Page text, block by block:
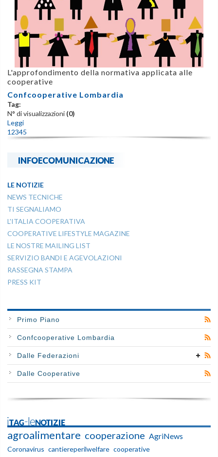
L'approfondimento della normativa applicata alle
cooperative
Confcooperative Lombardia
Tag:
N° di visualizzazioni (0)
Leggi
1 2345
INFOECOMUNICAZIONE
LE NOTIZIE
NEWS TECNICHE
TI SEGNALIAMO
L'ITALIA COOPERATIVA
COOPERATIVE LIFESTYLE MAGAZINE
LE NOSTRE MAILING LIST
SERVIZIO BANDI E AGEVOLAZIONI
RASSEGNA STAMPA
PRESS KIT
Primo Piano
Confcooperative Lombardia
Dalle Federazioni
Dalle Cooperative
iTAG-leNOTIZIE
agroalimentare cooperazione AgriNews
Coronavirus cantiereperilwelfare cooperative